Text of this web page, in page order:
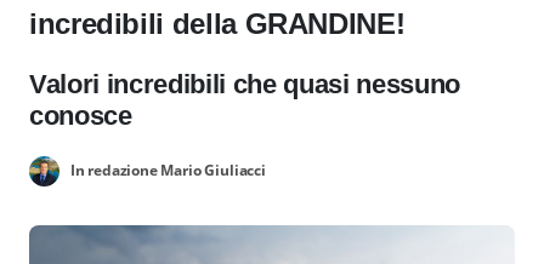
incredibili della GRANDINE!
Valori incredibili che quasi nessuno
conosce
In redazione Mario Giuliacci